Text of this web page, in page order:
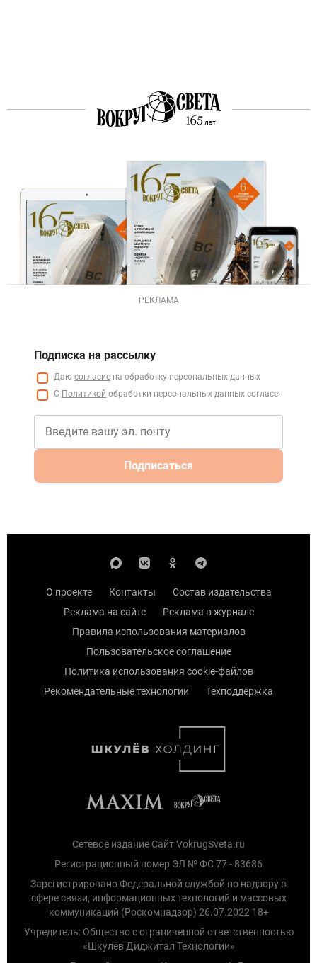
РЕКЛАМА
Подписка на рассылку
Даю согласие на обработку персональных данных
С Политикой обработки персональных данных согласен
Подписаться
О проекте Контакты
Состав издательства
Реклама на сайте
Реклама в журнале
Правила использования материалов
Пользовательское соглашение
Политика использования cookie-файлов
Рекомендательные технологии
Техподдержка
Сетевое издание Сайт VokrugSveta.ru
Регистрационный номер ЭЛ № ФС 77 - 83686
Зарегистрировано Федеральной службой по надзору в
сфере связи, информационных технологий и массовых
коммуникаций (Роскомнадзор) 26.07.2022 18+
Учредитель: Общество с ограниченной ответственностью
«Шкулёв Диджитал Технологии»